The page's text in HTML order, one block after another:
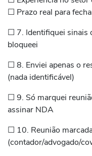
☐ Prazo real para
☐ 7. Identifiquei sinais
bloqueei
☐ 8. Enviei apenas o
(nada identificável)
☐ 9. Só marquei
assinar NDA
☐ 10. Reunião
(contador/advogado/